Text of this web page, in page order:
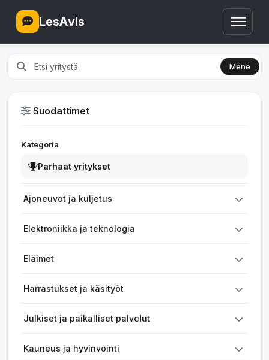
LesAvis
Mene
Suodattimet
Kategoria
Parhaat yritykset
Ajoneuvot ja kuljetus
Elektroniikka ja teknologia
Eläimet
Harrastukset ja käsityöt
Julkiset ja paikalliset palvelut
Kauneus ja hyvinvointi